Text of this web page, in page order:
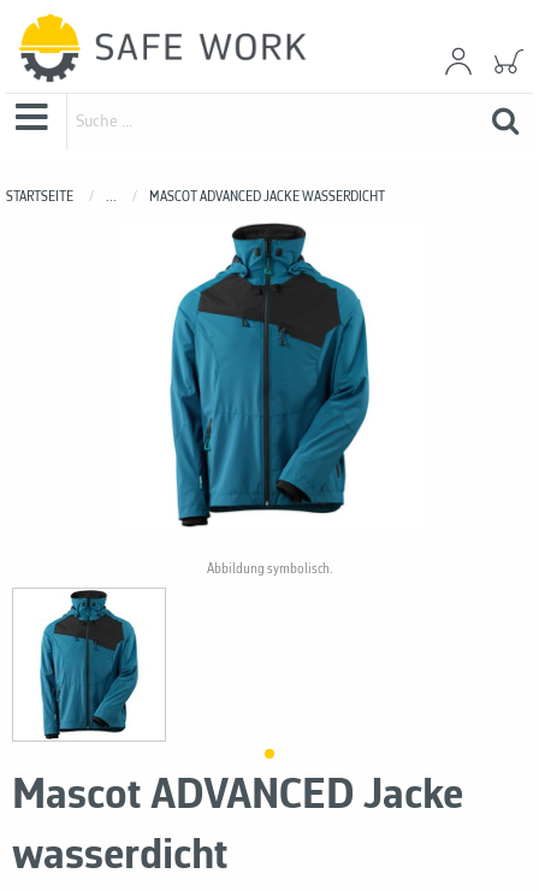
STARTSEITE ... MASCOT ADVANCED JACKE WASSERDICHT
Mascot ADVANCED Jacke
wasserdicht
Abbildung symbolisch.